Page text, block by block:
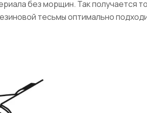
без морщин. Так получается
тесьмы оптимально